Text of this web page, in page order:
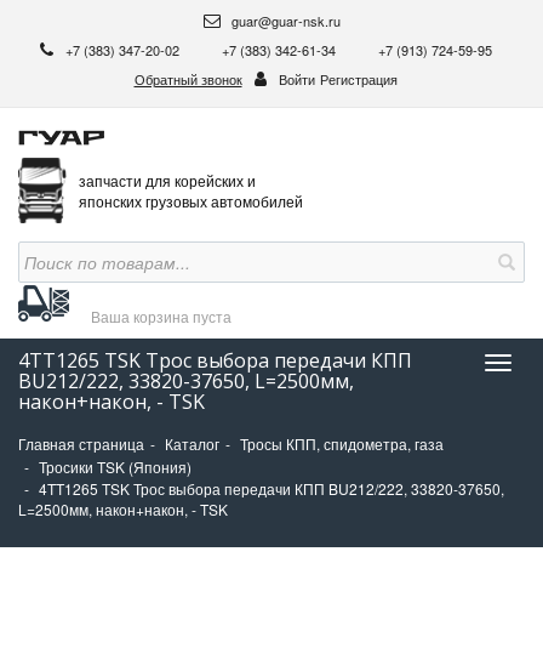
guar@guar-nsk.ru
+7 (383) 347-20-02
+7 (383) 342-61-34
+7 (913) 724-59-95
Обратный звонок
Войти Регистрация
запчасти для корейских и
японских грузовых автомобилей
Ваша корзина пуста
4TT1265 TSK Трос выбора передачи КПП
BU212/222, 33820-37650, L=2500мм,
након+након, - TSK
Главная страница Каталог
Тросы КПП, спидометра, газа
Тросики TSK (Япония)
4TT1265 TSK Трос выбора передачи КПП BU212/222, 33820-37650,
L=2500мм, након+након, - TSK